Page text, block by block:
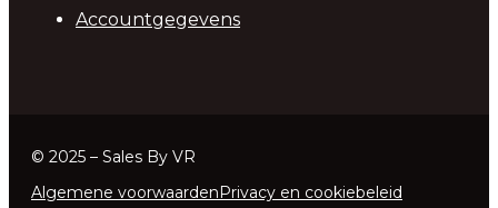
Accountgegevens
© 2025 – Sales By VR
Algemene voorwaarden Privacy en cookiebeleid